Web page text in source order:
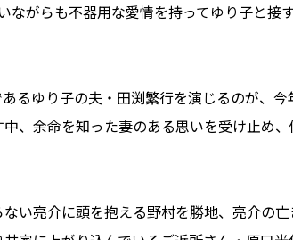
ながらも不器用な愛情を持ってゆり子と接
るゆり子の夫・田渕繁行を演じるのが、
、余命を知った妻のある思いを受け止め
い亮介に頭を抱える野村を勝地、亮介の